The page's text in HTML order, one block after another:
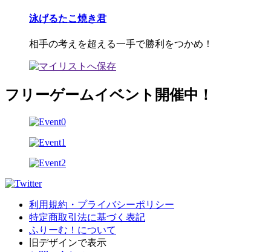
泳げるたこ焼き君
相手の考えを超える一手で勝利をつかめ！
フリーゲームイベント開催中！
利用規約・プライバシーポリシー
特定商取引法に基づく表記
ふりーむ！について
旧デザインで表示